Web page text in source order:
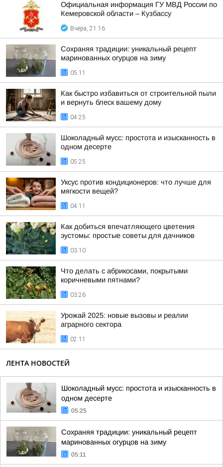
Официальная информация ГУ МВД России по
Кемеровской области – Кузбассу
Вчера, 21:16
Сохраняя традиции: уникальный рецепт
маринованных огурцов на зиму
05:11
Как быстро избавиться от строительной пыли
и вернуть блеск вашему дому
04:25
Шоколадный мусс: простота и изысканность в
одном десерте
05:25
Уксус против кондиционеров: что лучше для
мягкости вещей?
04:11
Как добиться впечатляющего цветения
эустомы: простые советы для дачников
03:10
Что делать с абрикосами, покрытыми
коричневыми пятнами?
03:26
Урожай 2025: новые вызовы и реалии
аграрного сектора
02:11
ЛЕНТА НОВОСТЕЙ
Шоколадный мусс: простота и изысканность в
одном десерте
05:25
Сохраняя традиции: уникальный рецепт
маринованных огурцов на зиму
05:11